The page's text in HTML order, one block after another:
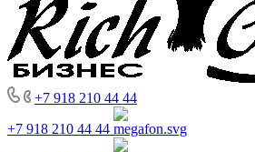
+7 918 210 44 44
+7 918 210 44 44